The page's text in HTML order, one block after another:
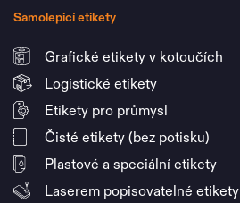
Samolepicí etikety
Grafické etikety v kotoučích
Logistické etikety
Etikety pro průmysl
Čisté etikety (bez potisku)
Plastové a speciální etikety
Laserem popisovatelné etikety